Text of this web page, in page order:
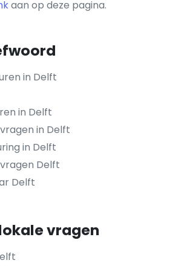
aan op deze pagina.
in Delft
in Delft
in Delft
in Delft
Delft
Delft
vragen